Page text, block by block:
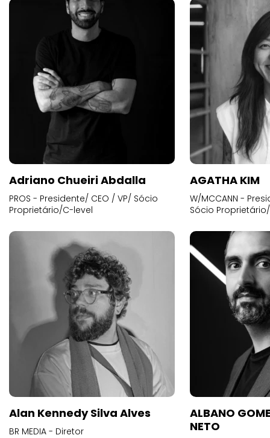
Adriano Chueiri Abdalla
PROS - Presidente/ CEO / VP/ Sócio
Proprietário/C-level
AGATHA KIM
W/MCCANN -
Sócio
Alan Kennedy Silva Alves
BR MEDIA - Diretor
ALBANO
NETO